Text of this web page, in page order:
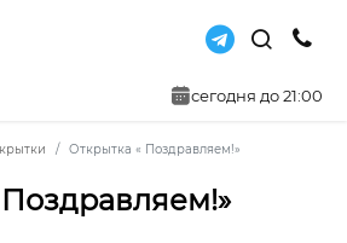
сегодня до 21:00
Открытка « Поздравляем!»